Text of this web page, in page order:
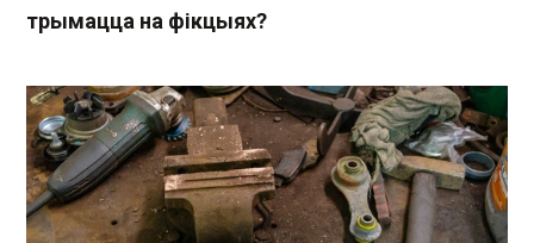
трымацца на фікцыях?